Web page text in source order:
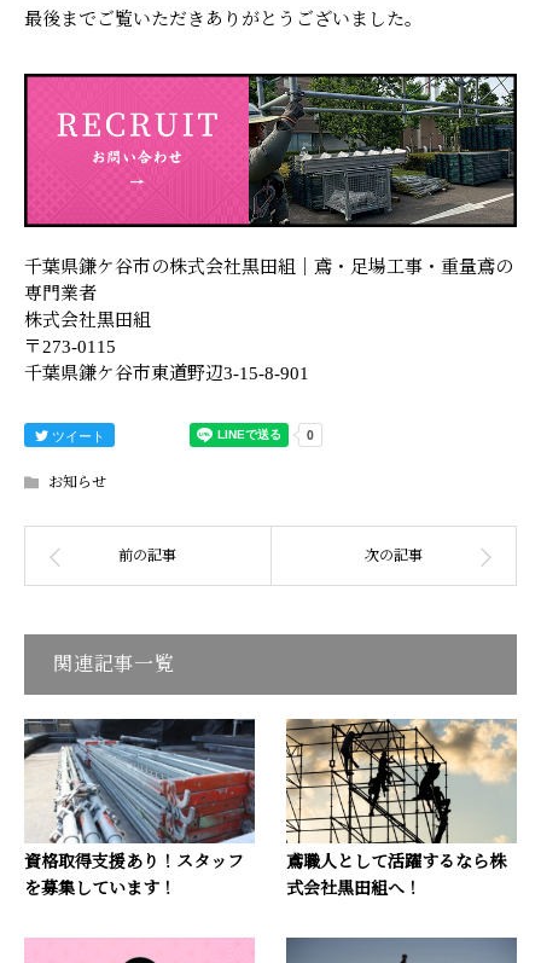
最後までご覧いただきありがとうございました。
千葉県鎌ケ谷市の株式会社黒田組｜鳶・足場工事・重量鳶の
専門業者
株式会社黒田組
〒273-0115
千葉県鎌ケ谷市東道野辺3-15-8-901
ツイート
お知らせ
関連記事一覧
資格取得支援あり！スタッフ
を募集しています！
鳶職人として活躍するなら株
式会社黒田組へ！